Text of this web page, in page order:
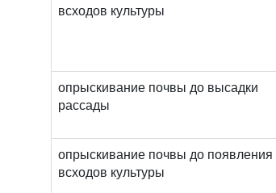
всходов культуры
опрыскивание почвы до высадки
рассады
опрыскивание почвы до появления
всходов культуры